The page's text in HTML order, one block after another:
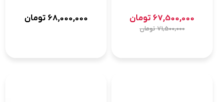
67,500,000 تومان
71,500,000تومان
68,000,000 تومان